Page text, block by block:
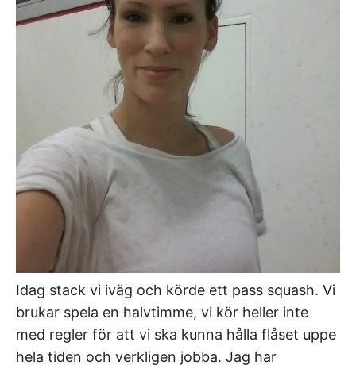
Idag stack vi iväg och körde ett pass squash. Vi
brukar spela en halvtimme, vi kör heller inte
med regler för att vi ska kunna hålla flåset uppe
hela tiden och verkligen jobba. Jag har